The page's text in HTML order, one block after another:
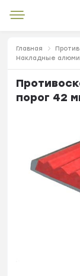
Главная
Накладные
порог 42